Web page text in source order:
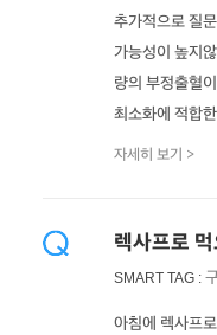
추가적으로 질
가능성이 높지
량의 부정출혈
최소화에 적합
자세히 보기 >
렉사프로
SMART TAG :
아침에 렉사프